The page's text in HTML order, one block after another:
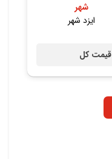
شهر
ایزد شهر
قیمت کل